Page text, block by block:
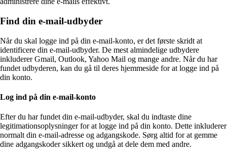
Find din e-mail-udbyder
Når du skal logge ind på din e-mail-konto, er det første skridt at
identificere din e-mail-udbyder. De mest almindelige udbydere
inkluderer Gmail, Outlook, Yahoo Mail og mange andre. Når du har
fundet udbyderen, kan du gå til deres hjemmeside for at logge ind på
din konto.
Log ind på din e-mail-konto
Efter du har fundet din e-mail-udbyder, skal du indtaste dine
legitimationsoplysninger for at logge ind på din konto. Dette inkluderer
normalt din e-mail-adresse og adgangskode. Sørg altid for at gemme
dine adgangskoder sikkert og undgå at dele dem med andre.